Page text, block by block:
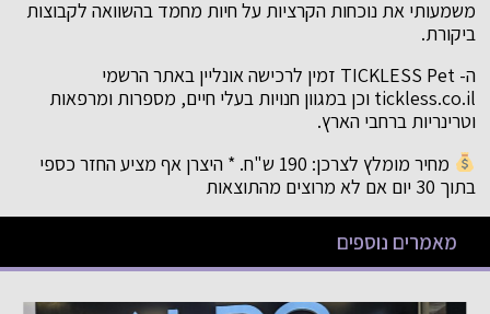
משמעותי את נוכחות הקרציות על חיות מחמד בהשוואה לקבוצות
ביקורת.
ה- TICKLESS Pet זמין לרכישה אונליין באתר הרשמי
tickless.co.il וכן במגוון חנויות בעלי חיים, מספרות ומרפאות
וטרינריות ברחבי הארץ.
מחיר מומלץ לצרכן: 190 ש"ח. * היצרן אף מציע החזר כספי
בתוך 30 יום אם לא מרוצים מהתוצאות
מאמרים נוספים